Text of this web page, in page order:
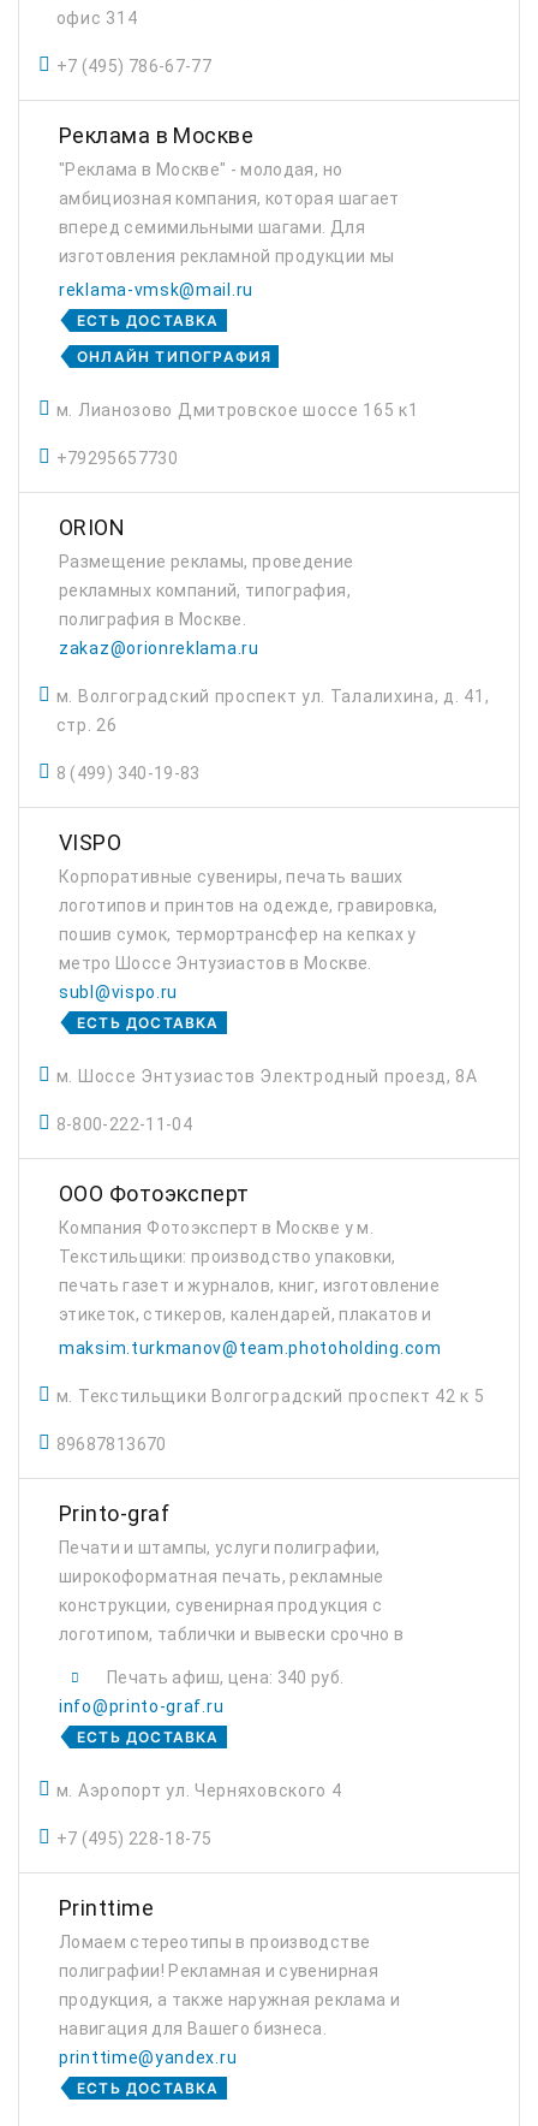
офис 314
+7 (495) 786-67-77
Реклама в Москве
"Реклама в Москве" - молодая, но
амбициозная компания, которая шагает
вперед семимильными шагами. Для
изготовления рекламной продукции мы
используем только высококачественное
оборудование и сырье. Наши сотрудники
постоянно совершенствуют свое маст...
reklama-vmsk@mail.ru
ЕСТЬ ДОСТАВКА
ОНЛАЙН ТИПОГРАФИЯ
м. Лианозово Дмитровское шоссе 165 к1
+79295657730
ORION
Размещение рекламы, проведение
рекламных компаний, типография,
полиграфия в Москве.
zakaz@orionreklama.ru
м. Волгоградский проспект ул. Талалихина, д. 41,
стр. 26
8 (499) 340-19-83
VISPO
Корпоративные сувениры, печать ваших
логотипов и принтов на одежде, гравировка,
пошив сумок, термортрансфер на кепках у
метро Шоссе Энтузиастов в Москве.
subl@vispo.ru
ЕСТЬ ДОСТАВКА
м. Шоссе Энтузиастов Электродный проезд, 8А
8-800-222-11-04
ООО Фотоэксперт
Компания Фотоэксперт в Москве у м.
Текстильщики: производство упаковки,
печать газет и журналов, книг, изготовление
этикеток, стикеров, календарей, плакатов и
другие услуги печати.
maksim.turkmanov@team.photoholding.com
м. Текстильщики Волгоградский проспект 42 к 5
89687813670
Printo-graf
Печати и штампы, услуги полиграфии,
широкоформатная печать, рекламные
конструкции, сувенирная продукция с
логотипом, таблички и вывески срочно в
Печать афиш, цена: 340 руб.
info@printo-graf.ru
ЕСТЬ ДОСТАВКА
м. Аэропорт ул. Черняховского 4
+7 (495) 228-18-75
Printtime
Ломаем стереотипы в производстве
полиграфии! Рекламная и сувенирная
продукция, а также наружная реклама и
навигация для Вашего бизнеса.
printtime@yandex.ru
ЕСТЬ ДОСТАВКА